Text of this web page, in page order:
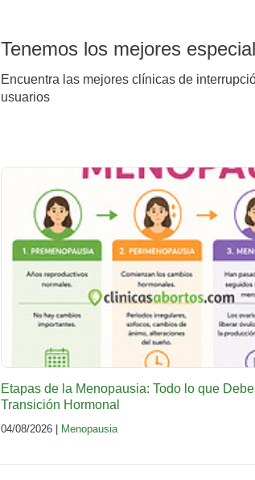
Tenemos los mejores
Encuentra las mejores clínicas de
usuarios
Etapas de la Menopausia: Todo lo que
Transición Hormonal
04/08/2026 | Menopausia